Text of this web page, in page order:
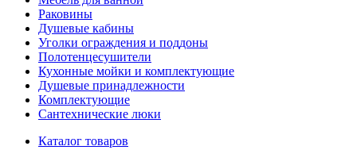
Раковины
Душевые кабины
Уголки ограждения и поддоны
Полотенцесушители
Кухонные мойки и комплектующие
Душевые принадлежности
Комплектующие
Сантехнические люки
Каталог товаров